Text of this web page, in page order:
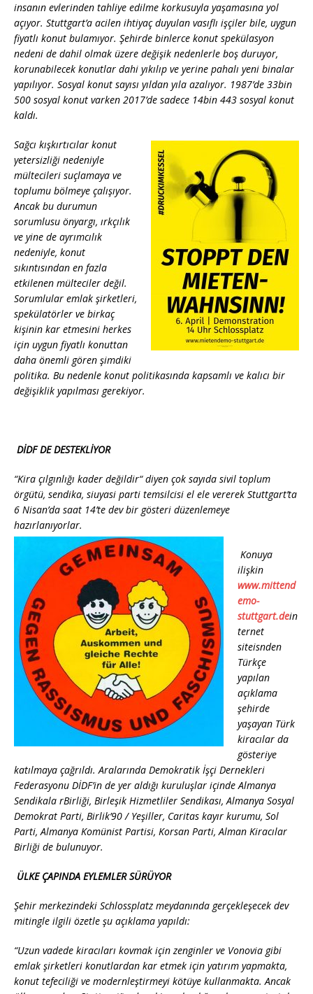
insanın evlerinden tahliye edilme korkusuyla yaşamasına yol
açıyor. Stuttgart’a acilen ihtiyaç duyulan vasıflı işçiler bile, uygun
fiyatlı konut bulamıyor. Şehirde binlerce konut spekülasyon
nedeni de dahil olmak üzere değişik nedenlerle boş duruyor,
korunabilecek konutlar dahi yıkılıp ve yerine pahalı yeni binalar
yapılıyor. Sosyal konut sayısı yıldan yıla azalıyor. 1987’de 33bin
500 sosyal konut varken 2017’de sadece 14bin 443 sosyal konut
kaldı.
Sağcı kışkırtıcılar konut
yetersizliği nedeniyle
mültecileri suçlamaya ve
toplumu bölmeye çalışıyor.
Ancak bu durumun
sorumlusu önyargı, ırkçılık
ve yine de ayrımcılık
nedeniyle, konut
sıkıntısından en fazla
etkilenen mülteciler değil.
Sorumlular emlak şirketleri,
spekülatörler ve birkaç
kişinin kar etmesini herkes
için uygun fiyatlı konuttan
daha önemli gören şimdiki
politika. Bu nedenle konut politikasında kapsamlı ve kalıcı bir
değişiklik yapılması gerekiyor.
DİDF DE DESTEKLİYOR
“Kira çılgınlığı kader değildir“ diyen çok sayıda sivil toplum
örgütü, sendika, siuyasi parti temsilcisi el ele vererek Stuttgart’ta
6 Nisan’da saat 14’te dev bir gösteri düzenlemeye
hazırlanıyorlar.
Konuya
ilişkin
www.mittend
emo-
stuttgart.dein
ternet
siteisnden
Türkçe
yapılan
açıklama
şehirde
yaşayan Türk
kiracılar da
gösteriye
katılmaya çağrıldı. Aralarında Demokratik İşçi Dernekleri
Federasyonu DİDF’in de yer aldığı kuruluşlar içinde Almanya
Sendikala rBirliği, Birleşik Hizmetliler Sendikası, Almanya Sosyal
Demokrat Parti, Birlik’90 / Yeşiller, Caritas kayır kurumu, Sol
Parti, Almanya Komünist Partisi, Korsan Parti, Alman Kiracılar
Birliği de bulunuyor.
ÜLKE ÇAPINDA EYLEMLER SÜRÜYOR
Şehir merkezindeki Schlossplatz meydanında gerçekleşecek dev
mitingle ilgili özetle şu açıklama yapıldı:
“Uzun vadede kiracıları kovmak için zenginler ve Vonovia gibi
emlak şirketleri konutlardan kar etmek için yatırım yapmakta,
konut tefeciliği ve modernleştirmeyi kötüye kullanmakta. Ancak